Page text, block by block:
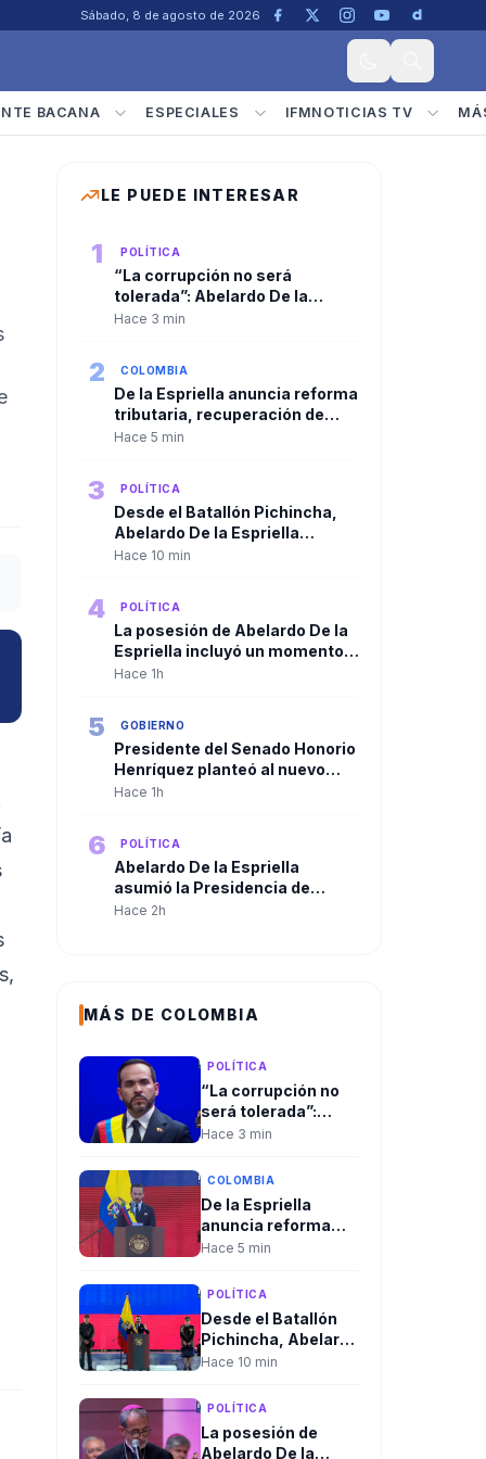
Sábado, 8 de agosto de 2026
BACANA ESPECIALES IFMNOTICIAS TV
LE PUEDE INTERESAR
1 POLÍTICA
“La corrupción no será
tolerada”: Abelardo De la
Espriella anunció una ofensiva
de gobierno
Hace 3 min
2 COLOMBIA
De la Espriella anuncia reforma
tributaria, recuperación de
Ecopetrol y una apuesta por el
Hace 5 min
3 POLÍTICA
Desde el Batallón Pichincha,
Abelardo De la Espriella
pronunció su primer discurso
Fuerzas Militares
Hace 10 min
4 POLÍTICA
La posesión de Abelardo De la
Espriella incluyó un momento
de oración y diálogo
Hace 1h
5 GOBIERNO
Presidente del Senado Honorio
Henríquez planteó al nuevo
Gobierno una agenda centrada
Hace 1h
6 POLÍTICA
Abelardo De la Espriella
asumió la Presidencia de
Colombia y José Manuel
Hace 2h
MÁS DE COLOMBIA
POLÍTICA
“La corrupción no
será tolerada”:
Abelardo De la
una ofensiva con
inteligencia
artificial,
austeridad y mérito
como ejes de
Hace 3 min
COLOMBIA
De la Espriella
anuncia reforma
tributaria,
Ecopetrol y una
campo, la
educación y la
familia.
Hace 5 min
POLÍTICA
Desde el Batallón
Pichincha, Abelardo
De la Espriella
discurso como
presidente y
comandante
Hace 10 min
POLÍTICA
La posesión de
Abelardo De la